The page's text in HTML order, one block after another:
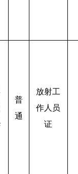
普
通
放射工
作人员
证